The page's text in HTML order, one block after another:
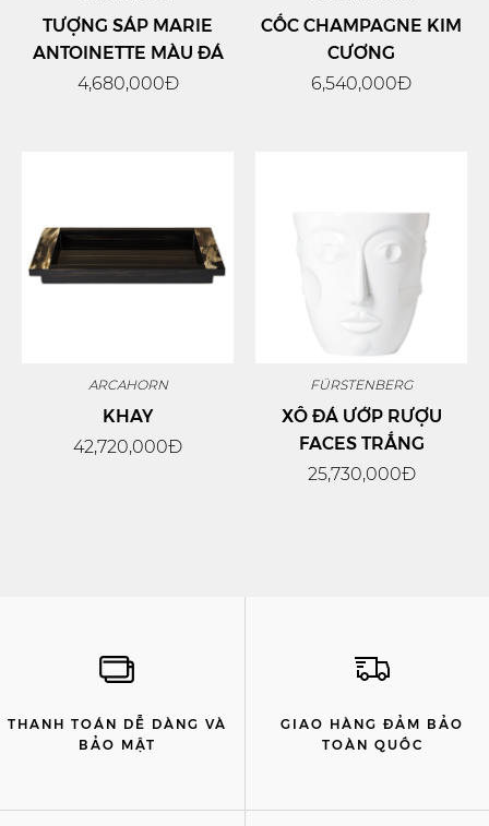
TƯỢNG SÁP MARIE
ANTOINETTE MÀU ĐÁ
4,680,000Đ
CỐC CHAMPAGNE KIM
CƯƠNG
6,540,000Đ
ARCAHORN
KHAY
42,720,000Đ
FÜRSTENBERG
XÔ ĐÁ ƯỚP RƯỢU
FACES TRẮNG
25,730,000Đ
THANH TOÁN DỄ DÀNG VÀ
BẢO MẬT
GIAO HÀNG ĐẢM BẢO
TOÀN QUỐC